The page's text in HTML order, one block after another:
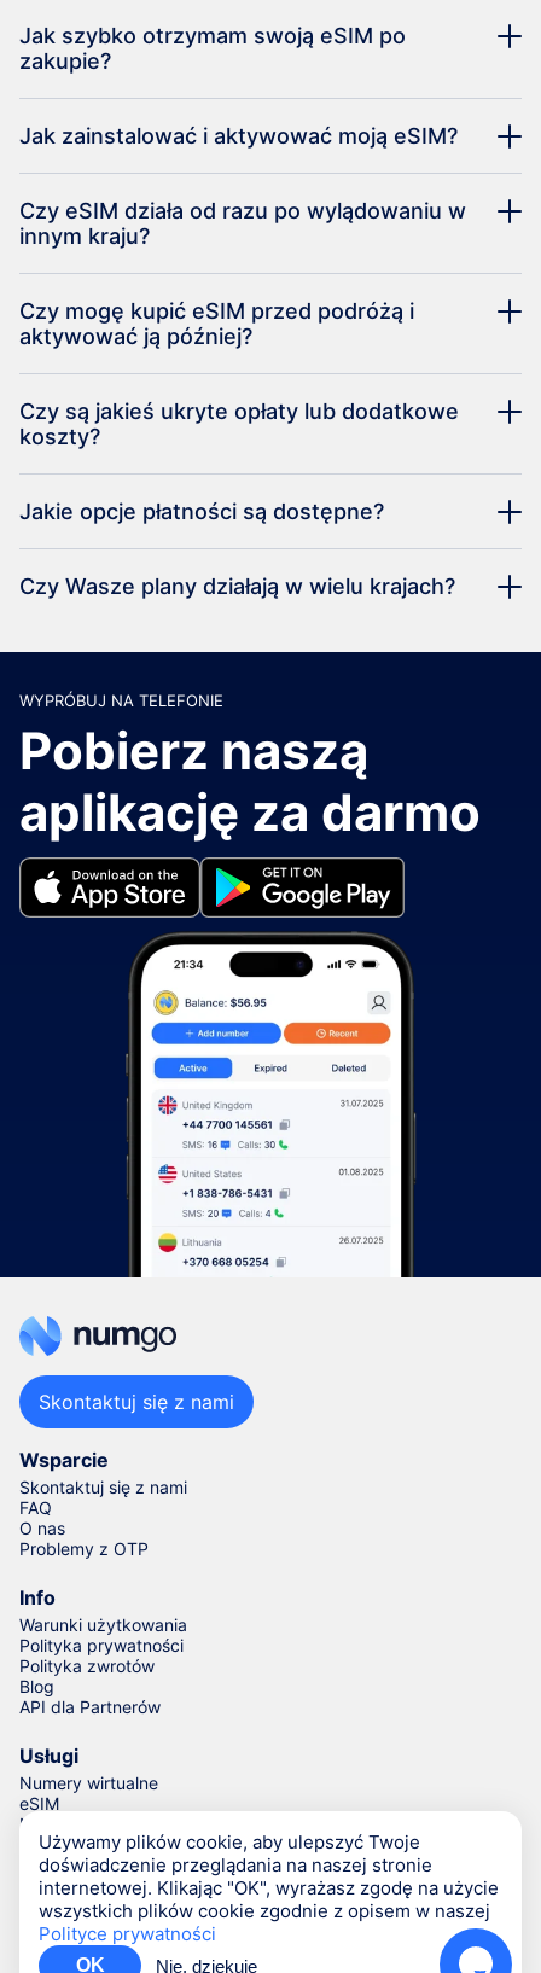
Jak szybko otrzymam swoją eSIM po
zakupie?
Jak zainstalować i aktywować moją eSIM?
Czy eSIM działa od razu po wylądowaniu w
innym kraju?
Czy mogę kupić eSIM przed podróżą i
aktywować ją później?
Czy są jakieś ukryte opłaty lub dodatkowe
koszty?
Jakie opcje płatności są dostępne?
Czy Wasze plany działają w wielu krajach?
WYPRÓBUJ NA TELEFONIE
Pobierz naszą
aplikację za darmo
Wsparcie
Skontaktuj się z nami
FAQ
O nas
Problemy z OTP
Info
Warunki użytkowania
Polityka prywatności
Polityka zwrotów
Blog
API dla Partnerów
Usługi
Numery wirtualne
eSIM
Numery do weryfikacji
Generator numerów telefonów
Skontaktuj się z nami
© Numgo LLP,2026
(Stoney Works, 8 Stoney Lane, London,
United Kingdom, SE19 3BD)
Używamy plików cookie, aby ulepszyć Twoje
doświadczenie przeglądania na naszej stronie
internetowej. Klikając "OK", wyrażasz zgodę na użycie
wszystkich plików cookie zgodnie z opisem w naszej
Polityce prywatności
OK Nie, dziękuję